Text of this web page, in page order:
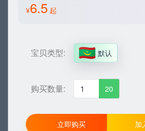
¥6.5 起
宝贝类型: 默认
购买数量: 20
立即购买 加